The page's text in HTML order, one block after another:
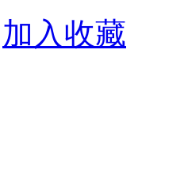
加入收藏